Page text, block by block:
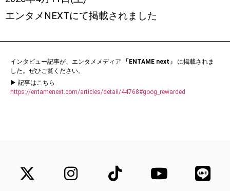
エンタメNEXTにて掲載されました
インタビュー記事が、エンタメメディア 「ENTAME next」
に掲載されま
した。ぜひご覧ください。
▶ 記事はこちら
https://entamenext.com/articles/detail/44768#goog_rewarded